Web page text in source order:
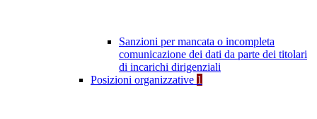
Sanzioni per mancata o incompleta
comunicazione dei dati da parte dei titolari
di incarichi dirigenziali
Posizioni organizzative 1